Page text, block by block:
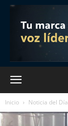
Inicio Noticia del Día